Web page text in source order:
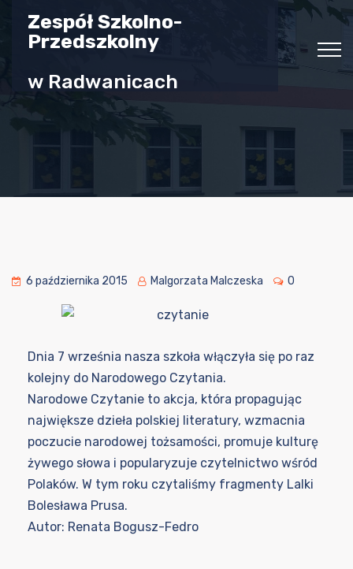
Zespół Szkolno-
Przedszkolny
w Radwanicach
6 października 2015 Malgorzata Malczeska 0
Dnia 7 września nasza szkoła włączyła się po raz
kolejny do Narodowego Czytania.
Narodowe Czytanie to akcja, która propagując
największe dzieła polskiej literatury, wzmacnia
poczucie narodowej tożsamości, promuje kulturę
żywego słowa i popularyzuje czytelnictwo wśród
Polaków. W tym roku czytaliśmy fragmenty Lalki
Bolesława Prusa.
Autor: Renata Bogusz-Fedro